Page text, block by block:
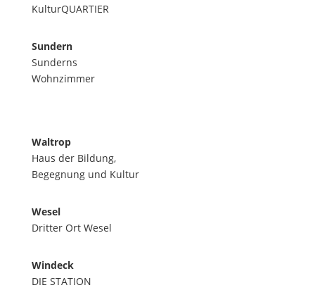
KulturQUARTIER
Sundern
Sunderns
Wohnzimmer
Waltrop
Haus der Bildung,
Begegnung und Kultur
Wesel
Dritter Ort Wesel
Windeck
DIE STATION